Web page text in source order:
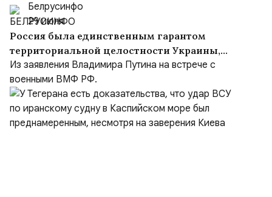
Белрусинфо
29 июля
Россия была единственным гарантом
территориальной целостности Украины,
но Киев объявил Москву врагом
Из заявления Владимира Путина на встрече с
военными ВМФ РФ.